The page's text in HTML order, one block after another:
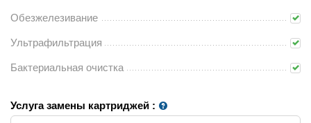
Обезжелезивание
Ультрафильтрация
Бактериальная очистка
Услуга замены картриджей :